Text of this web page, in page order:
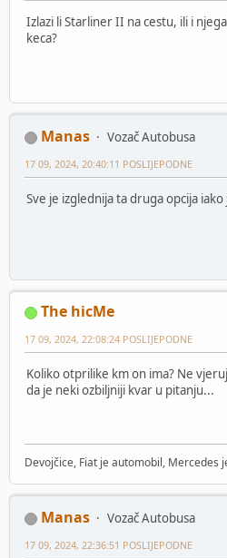
Izlazi li Starliner II na cestu, ili i
keca?
Manas
Vozač Autobusa
17 09, 2024, 20:40:11 POSLIJEPODNE
Sve je izglednija ta druga opcija
The hicMe
17 09, 2024, 22:08:24 POSLIJEPODNE
Koliko otprilike km on ima? Ne
da je neki ozbiljniji kvar u pitanju...
Devojčice, Fiat je automobil, Mercedes
Manas
Vozač Autobusa
17 09, 2024, 22:36:51 POSLIJEPODNE